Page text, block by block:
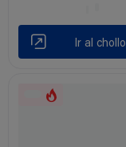
Ir al chollo